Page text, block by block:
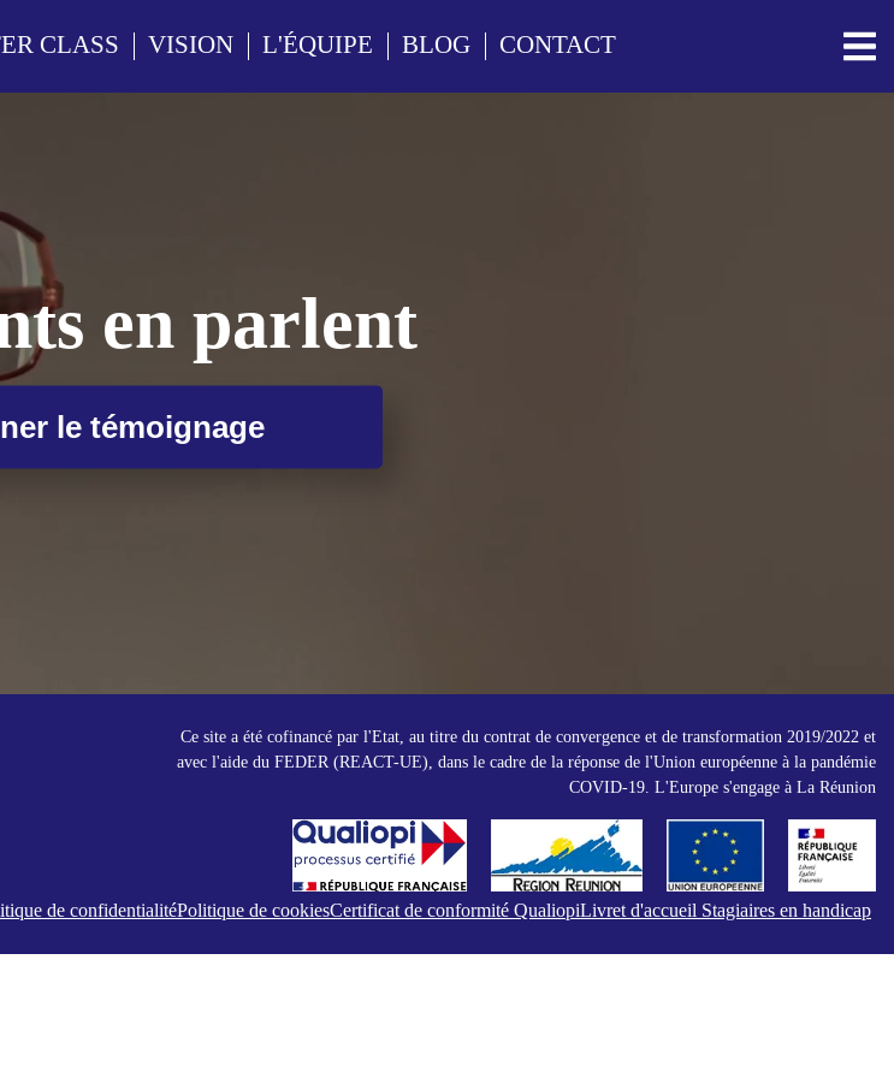
CLASS VISION L'ÉQUIPE BLOG CONTACT
en parlent
le témoignage
Ce site a été cofinancé par l'Etat, au titre du contrat de convergence et de transformation 2019/2022 et
avec l'aide du FEDER (REACT-UE), dans le cadre de la réponse de l'Union européenne à la pandémie
COVID-19. L'Europe s'engage à La Réunion
de confidentialitéPolitique de cookiesCertificat de conformité QualiopiLivret d'accueil Stagiaires en handicap